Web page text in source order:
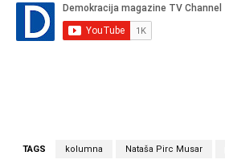
TAGS kolumna Nataša Pirc Musar